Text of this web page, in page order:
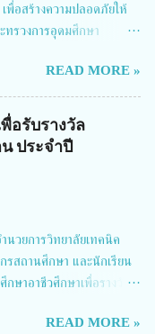
พื่อสร้างความปลอดภัยให้
ทรวงการอุดมศึกษา
ยแพร่ผลการดำเนินงาน
าคส่วน เพื่อลดอุบัติเหตุและ
บับที่ 5 ในวันที่ 22 มีนาคม
านการวิจัยแห่งชาติ เป็น
จัยเพื่อความปลอดภัยทาง
ผู้อำนวยการกองบริหารทุน
นทบุรี ดร.วิภารัตน์ ดีอ่อง
. ในฐานะหน่วยงานบริหาร
คัญของกา...
READ MORE »
อรับรางวัล
ประจำปี
วยการวิทยาลัยเทคนิค
สถานศึกษา และนักเรียน
ษาอาชีวศึกษาเพื่อรางวัล
นิคตาก ประธานคณะอนุกร
READ MORE »